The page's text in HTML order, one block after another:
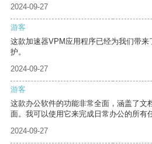
2024-09-27
游客
这款加速器VPM应用程序已经为我们带
护。
2024-09-27
游客
这款办公软件的功能非常全面，涵盖了文
面。我可以使用它来完成日常办公的所有
2024-09-27